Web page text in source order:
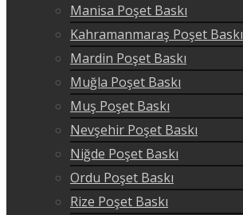
Manisa Poşet Baskı
Kahramanmaraş Poşet Baskı
Mardin Poşet Baskı
Muğla Poşet Baskı
Muş Poşet Baskı
Nevşehir Poşet Baskı
Niğde Poşet Baskı
Ordu Poşet Baskı
Rize Poşet Baskı